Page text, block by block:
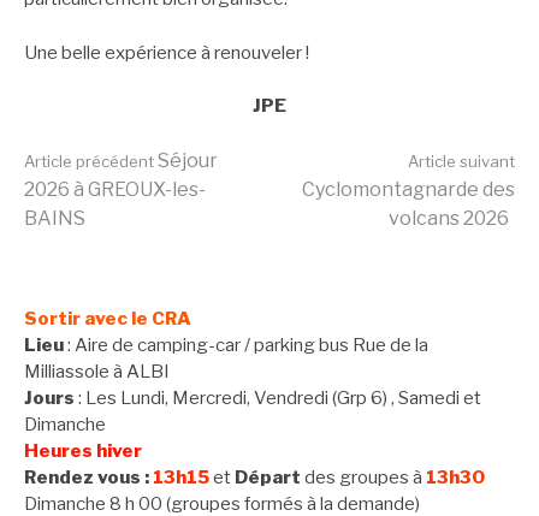
Une belle expérience à renouveler !
JPE
Lire
suite
Article précédentSéjour
2026 à GREOUX-les-
BAINS
Article suivant
Cyclomontagnarde des
volcans 2026
Sortir avec le CRA
Lieu: Aire de camping-car / parking bus Rue de la
Milliassole à ALBI
Jours : Les Lundi, Mercredi, Vendredi (Grp 6) , Samedi et
Dimanche
Heures hiver
Rendez vous : 13h15et Départ des groupes à 13h30
Dimanche 8 h 00 (groupes formés à la demande)